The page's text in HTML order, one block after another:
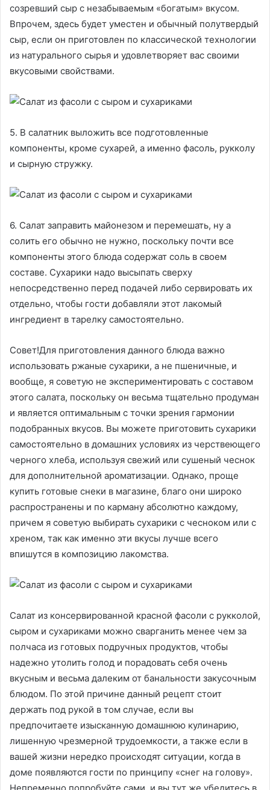
созревший сыр с незабываемым «богатым» вкусом.
Впрочем, здесь будет уместен и обычный полутвердый
сыр, если он приготовлен по классической технологии
из натурального сырья и удовлетворяет вас своими
вкусовыми свойствами.
5. В салатник выложить все подготовленные
компоненты, кроме сухарей, а именно фасоль, рукколу
и сырную стружку.
6. Салат заправить майонезом и перемешать, ну а
солить его обычно не нужно, поскольку почти все
компоненты этого блюда содержат соль в своем
составе. Сухарики надо высыпать сверху
непосредственно перед подачей либо сервировать их
отдельно, чтобы гости добавляли этот лакомый
ингредиент в тарелку самостоятельно.
Совет!Для приготовления данного блюда важно
использовать ржаные сухарики, а не пшеничные, и
вообще, я советую не экспериментировать с составом
этого салата, поскольку он весьма тщательно продуман
и является оптимальным с точки зрения гармонии
подобранных вкусов. Вы можете приготовить сухарики
самостоятельно в домашних условиях из черствеющего
черного хлеба, используя свежий или сушеный чеснок
для дополнительной ароматизации. Однако, проще
купить готовые снеки в магазине, благо они широко
распространены и по карману абсолютно каждому,
причем я советую выбирать сухарики с чесноком или с
хреном, так как именно эти вкусы лучше всего
впишутся в композицию лакомства.
Салат из консервированной красной фасоли с рукколой,
сыром и сухариками можно сварганить менее чем за
полчаса из готовых подручных продуктов, чтобы
надежно утолить голод и порадовать себя очень
вкусным и весьма далеким от банальности закусочным
блюдом. По этой причине данный рецепт стоит
держать под рукой в том случае, если вы
предпочитаете изысканную домашнюю кулинарию,
лишенную чрезмерной трудоемкости, а также если в
вашей жизни нередко происходят ситуации, когда в
доме появляются гости по принципу «снег на голову».
Непременно попробуйте сами, и вы тут же убедитесь в